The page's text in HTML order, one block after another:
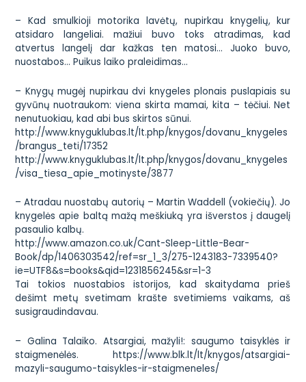
– Kad smulkioji motorika lavėtų, nupirkau knygelių, kur
atsidaro langeliai. mažiui buvo toks atradimas, kad
atvertus langelį dar kažkas ten matosi… Juoko buvo,
nuostabos… Puikus laiko praleidimas…
– Knygų mugėj nupirkau dvi knygeles plonais puslapiais su
gyvūnų nuotraukom: viena skirta mamai, kita – tėčiui. Net
nenutuokiau, kad abi bus skirtos sūnui.
http://www.knyguklubas.lt/lt.php/knygos/dovanu_knygeles
/brangus_teti/17352
http://www.knyguklubas.lt/lt.php/knygos/dovanu_knygeles
/visa_tiesa_apie_motinyste/3877
– Atradau nuostabų autorių – Martin Waddell (vokiečių). Jo
knygelės apie baltą mažą meškiuką yra išverstos į daugelį
pasaulio kalbų.
http://www.amazon.co.uk/Cant-Sleep-Little-Bear-
Book/dp/1406303542/ref=sr_1_3/275-1243183-7339540?
ie=UTF8&s=books&qid=1231856245&sr=1-3
Tai tokios nuostabios istorijos, kad skaitydama prieš
dešimt metų svetimam krašte svetimiems vaikams, aš
susigraudindavau.
– Galina Talaiko. Atsargiai, mažyli!: saugumo taisyklės ir
staigmenėlės.https://www.blk.lt/lt/knygos/atsargiai-
mazyli-saugumo-taisykles-ir-staigmeneles/